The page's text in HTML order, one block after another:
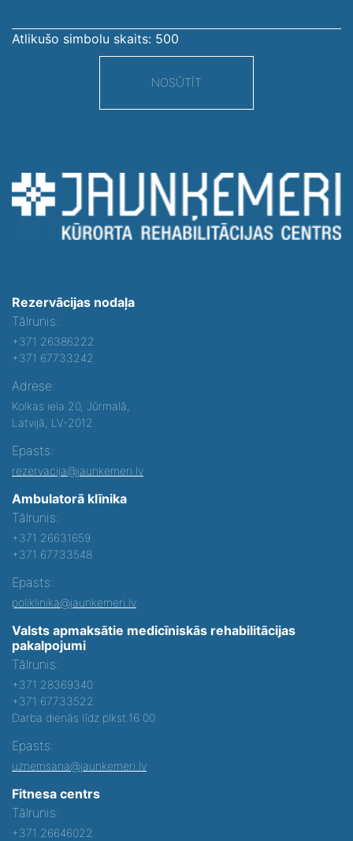
Atlikušo simbolu skaits: 500
NOSŪTĪT
Rezervācijas nodaļa
Tālrunis:
+371 26386222
+371 67733242
Adrese:
Kolkas iela 20, Jūrmalā,
Latvijā, LV-2012
Epasts:
rezervacija@jaunkemeri.lv
Ambulatorā klīnika
Tālrunis:
+371 26631659
+371 67733548
Epasts:
poliklinika@jaunkemeri.lv
Valsts apmaksātie medicīniskās rehabilitācijas
pakalpojumi
Tālrunis:
+371 28369340
+371 67733522
Darba dienās līdz plkst.16:00
Epasts:
uznemsana@jaunkemeri.lv
Fitnesa centrs
Tālrunis:
+371 26646022